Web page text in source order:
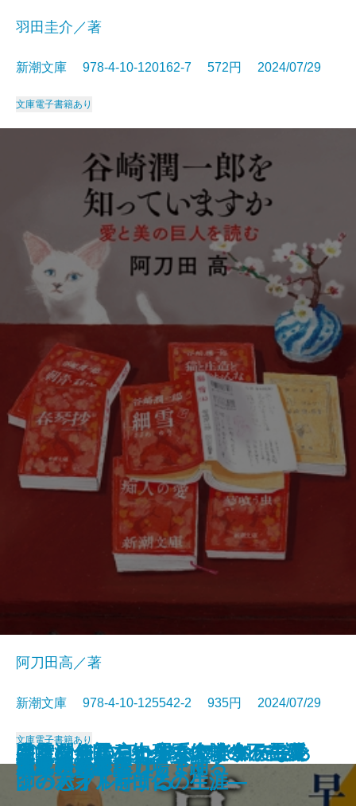
サヴァナの王国
さよならの言い方なんて知らな
い。9
母の待つ里
大家さんと僕 これから
檜垣澤家の炎上
あめりかむら
詩人なんて呼ばれて
采女の怨霊―小余綾俊輔の不在講
義―
滅私
羽田圭介／著
新潮文庫 978-4-10-120162-7 572円 2024/07/29
文庫電子書籍あり
谷崎潤一郎を知っていますか―愛
と美の巨人を読む―
阿刀田高／著
新潮文庫 978-4-10-125542-2 935円 2024/07/29
文庫電子書籍あり
高虎と天海
魂に秩序を
百年の孤独
幽霊を信じない理系大学生、霊媒
師のバイトをする
天才少女は重力場で踊る
ぼくはイエローでホワイトで、ち
ょっとブルー 2
＃真相をお話しします
大家さんと僕
あしたのことば
キリンを作った男―マーケティン
グの天才・前田仁の生涯―